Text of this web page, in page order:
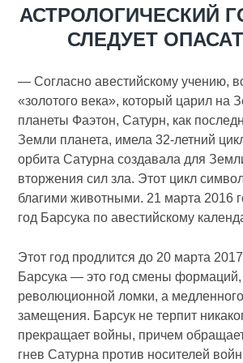
АСТРОЛОГИЧЕСКИЙ
СЛЕДУЕТ
— Согласно авестийскому учению,
«золотого века», который царил на
планеты Фаэтон, Сатурн, как
Земли планета, имела 32-летний
орбита Сатурна создавала для
вторжения сил зла. Этот цикл
благими животными. 21 марта 2016
год Барсука по авестийскому
Этот год продлится до 20 марта
Барсука — это год смены
революционной ломки, а
замещения. Барсук не терпит
прекращает войны, причем
гнев Сатурна против носителей